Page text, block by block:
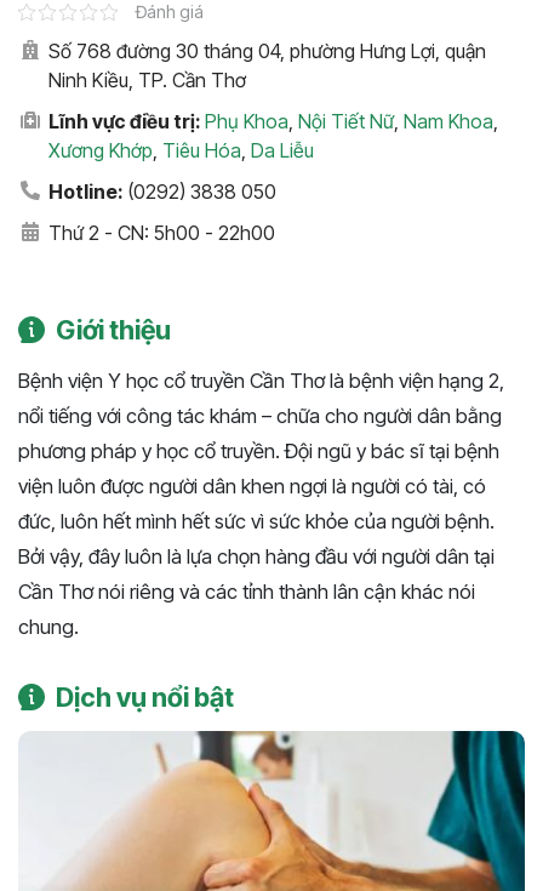
Đánh giá
Số 768 đường 30 tháng 04, phường Hưng Lợi, quận
Ninh Kiều, TP. Cần Thơ
Lĩnh vực điều trị: Phụ Khoa, Nội Tiết Nữ, Nam Khoa,
Xương Khớp, Tiêu Hóa, Da Liễu
Hotline: (0292) 3838 050
Thứ 2 - CN: 5h00 - 22h00
Giới thiệu
Bệnh viện Y học cổ truyền Cần Thơ là bệnh viện hạng 2,
nổi tiếng với công tác khám – chữa cho người dân bằng
phương pháp y học cổ truyền. Đội ngũ y bác sĩ tại bệnh
viện luôn được người dân khen ngợi là người có tài, có
đức, luôn hết mình hết sức vì sức khỏe của người bệnh.
Bởi vậy, đây luôn là lựa chọn hàng đầu với người dân tại
Cần Thơ nói riêng và các tỉnh thành lân cận khác nói
chung.
Dịch vụ nổi bật